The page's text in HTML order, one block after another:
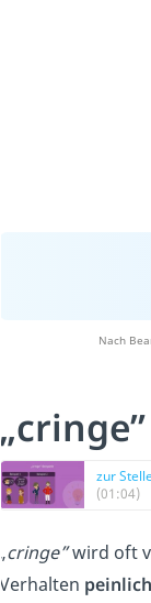
Nach
zur
(01:04)
„cringe”wird oft
Verhalten peinlich